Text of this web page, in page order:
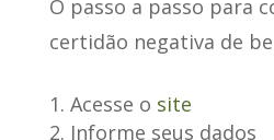
O passo a passo para
certidão negativa de
Acesse o site
Informe seus dados